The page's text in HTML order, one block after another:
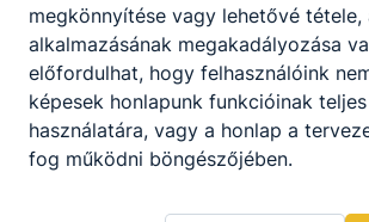
megkönnyítése vagy lehetővé
alkalmazásának megakadályozása
előfordulhat, hogy felhasználóink
képesek honlapunk funkcióinak
használatára, vagy a honlap a
fog működni böngészőjében.